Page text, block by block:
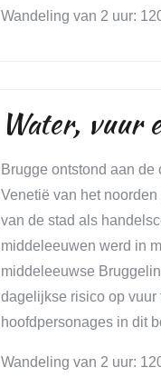
Wandeling van 2 uur:
Water, vuur
Brugge ontstond aan
Venetië van het
van de stad als
middeleeuwen werd in
middeleeuwse
dagelijkse risico op vuur
hoofdpersonages in dit
Wandeling van 2 uur: